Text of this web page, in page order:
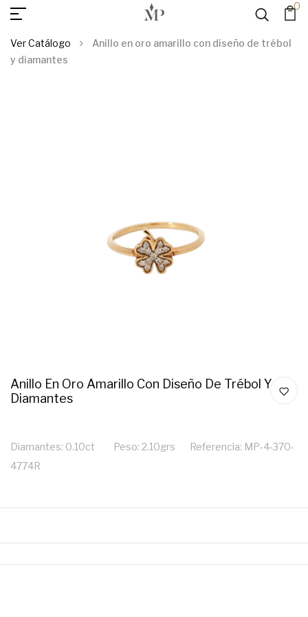
0
Ver Catálogo
Anillo en oro amarillo con diseño de trébol
y diamantes
Anillo En Oro Amarillo Con Diseño De Trébol Y
Diamantes
Diamantes: 0.10ct Peso: 2.10grs Referencia: MP-4-370-
4774R
AGREGAR AL